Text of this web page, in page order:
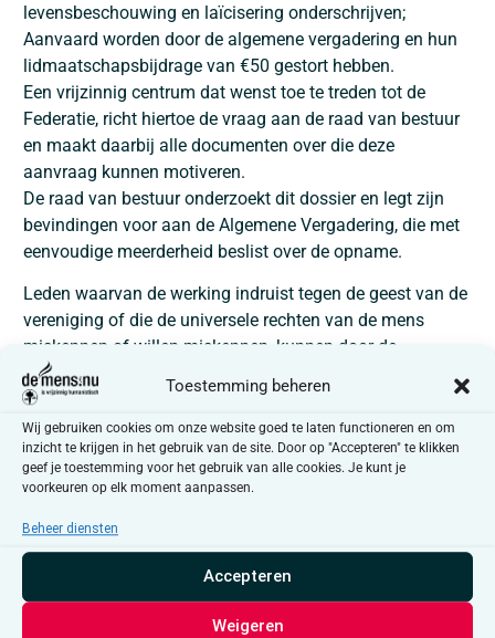
Toestemming beheren
Wij gebruiken cookies om onze website goed te laten functioneren en om
inzicht te krijgen in het gebruik van de site. Door op "Accepteren" te klikken
geef je toestemming voor het gebruik van alle cookies. Je kunt je
voorkeuren op elk moment aanpassen.
Beheer diensten
Accepteren
Weigeren
levensbeschouwing en laïcisering onderschrijven;
Aanvaard worden door de algemene vergadering en hun
lidmaatschapsbijdrage van €50 gestort hebben.
Een vrijzinnig centrum dat wenst toe te treden tot de
Federatie, richt hiertoe de vraag aan de raad van bestuur
en maakt daarbij alle documenten over die deze
aanvraag kunnen motiveren.
De raad van bestuur onderzoekt dit dossier en legt zijn
bevindingen voor aan de Algemene Vergadering, die met
eenvoudige meerderheid beslist over de opname.
Leden waarvan de werking indruist tegen de geest van de
vereniging of die de universele rechten van de mens
miskennen of willen miskennen, kunnen door de
algemene vergadering uitgesloten worden.